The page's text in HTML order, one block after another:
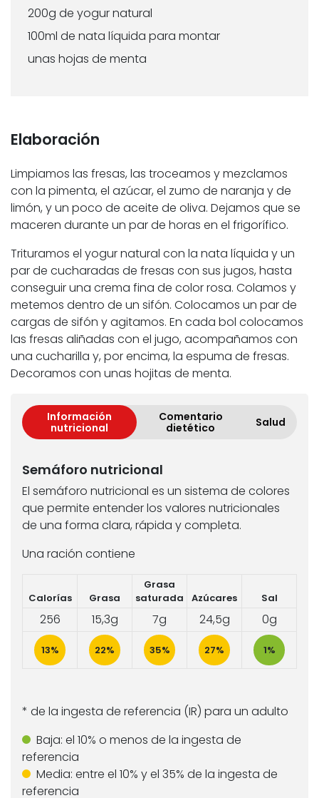
200g de yogur natural
100ml de nata líquida para montar
unas hojas de menta
Elaboración
Limpiamos las fresas, las troceamos y mezclamos
con la pimenta, el azúcar, el zumo de naranja y de
limón, y un poco de aceite de oliva. Dejamos que se
maceren durante un par de horas en el frigorífico.
Trituramos el yogur natural con la nata líquida y un
par de cucharadas de fresas con sus jugos, hasta
conseguir una crema fina de color rosa. Colamos y
metemos dentro de un sifón. Colocamos un par de
cargas de sifón y agitamos. En cada bol colocamos
las fresas aliñadas con el jugo, acompañamos con
una cucharilla y, por encima, la espuma de fresas.
Decoramos con unas hojitas de menta.
Información
nutricional
Comentario
dietético
Salud
Semáforo nutricional
El semáforo nutricional es un sistema de colores
que permite entender los valores nutricionales
de una forma clara, rápida y completa.
Una ración contiene
Calorías Grasa
Grasa
saturada
Azúcares Sal
256 15,3g 7g 24,5g 0g
13% 22% 35% 27% 1%
* de la ingesta de referencia (IR) para un adulto
Baja: el 10% o menos de la ingesta de
referencia
Media: entre el 10% y el 35% de la ingesta de
referencia